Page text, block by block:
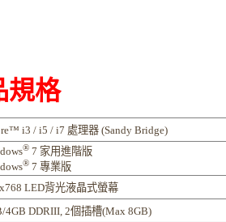
規格
i3 / i5 / i7 處理器 (Sandy Bridge)
® 7 家用進階版
® 7 專業版
LED背光液晶式螢幕
4GB DDRIII, 2個插槽(Max 8GB)